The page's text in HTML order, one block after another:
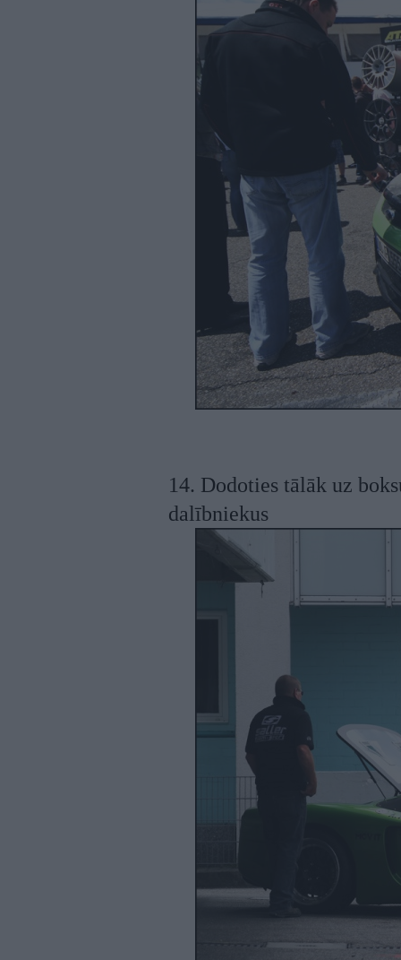
14. Dodoties tālāk uz
dalībniekus